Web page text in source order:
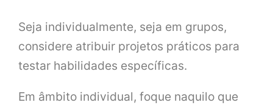
Seja individualmente, seja em grupos,
considere atribuir projetos práticos para
testar habilidades específicas.
Em âmbito individual, foque naquilo que